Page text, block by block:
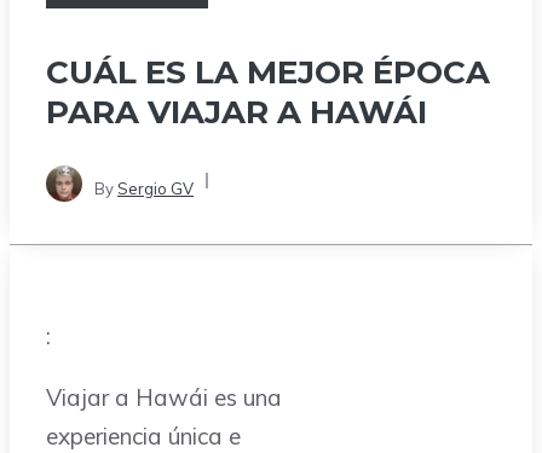
CUÁL ES LA MEJOR ÉPOCA
PARA VIAJAR A HAWÁI
BySergio GV
:
Viajar a Hawái es una
experiencia única e